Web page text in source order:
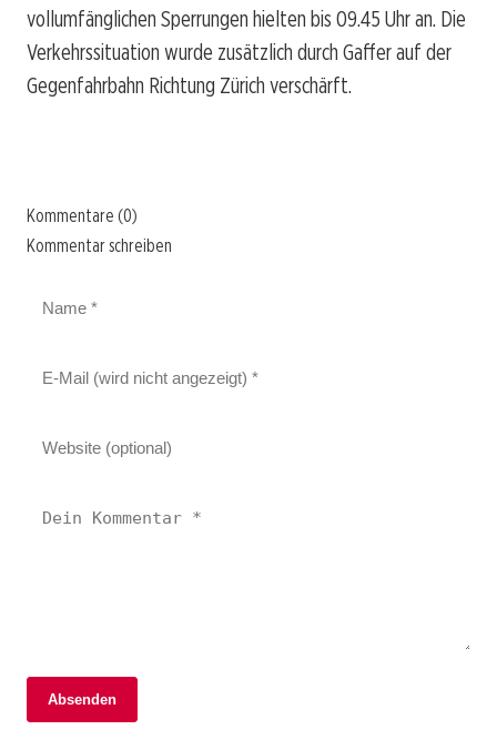
vollumfänglichen Sperrungen hielten bis 09.45 Uhr an. Die
Verkehrssituation wurde zusätzlich durch Gaffer auf der
Gegenfahrbahn Richtung Zürich verschärft.
Kommentare (0)
Kommentar schreiben
Absenden
06. September 2025